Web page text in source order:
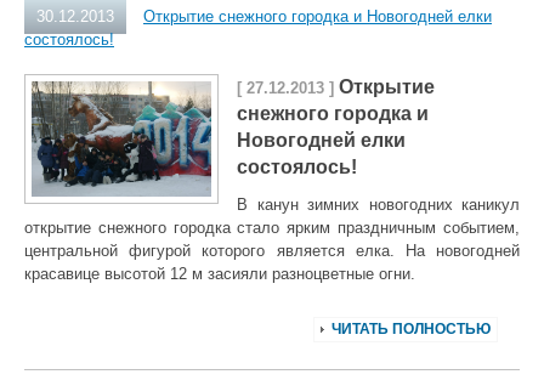
30.12.2013
Открытие снежного городка и Новогодней елки
состоялось!
[ 27.12.2013 ] Открытие
снежного городка и
Новогодней елки
состоялось!
В канун зимних новогодних каникул
открытие снежного городка стало ярким праздничным событием,
центральной фигурой которого является елка. На новогодней
красавице высотой 12 м засияли разноцветные огни.
ЧИТАТЬ ПОЛНОСТЬЮ